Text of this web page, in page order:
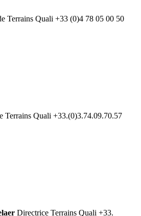
Terrains Quali +33 (0)4 78 05 00 50
Terrains Quali +33.(0)3.74.09.70.57
Directrice Terrains Quali +33.